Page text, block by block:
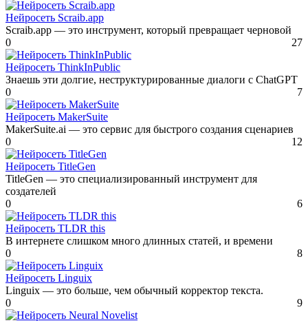
Нейросеть Scraib.app
Scraib.app — это инструмент, который превращает черновой
0
27
Нейросеть ThinkInPublic
Знаешь эти долгие, неструктурированные диалоги с ChatGPT
0
7
Нейросеть MakerSuite
MakerSuite.ai — это сервис для быстрого создания сценариев
0
12
Нейросеть TitleGen
TitleGen — это специализированный инструмент для
создателей
0
6
Нейросеть TLDR this
В интернете слишком много длинных статей, и времени
0
8
Нейросеть Linguix
Linguix — это больше, чем обычный корректор текста.
0
9